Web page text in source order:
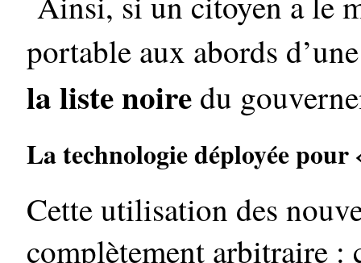
portable aux abords
la liste noire du
La technologie déployée pour
Cette utilisation des
complètement arbitraire :